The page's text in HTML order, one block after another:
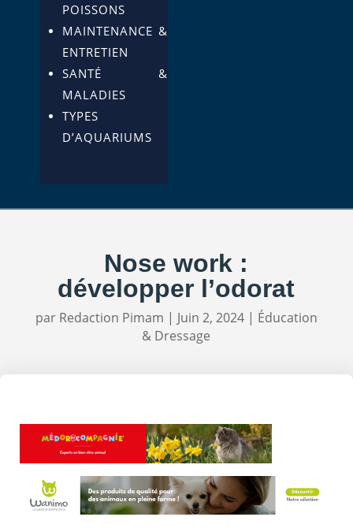
POISSONS
MAINTENANCE &
ENTRETIEN
SANTÉ &
MALADIES
TYPES
D’AQUARIUMS
Nose work :
développer l’odorat
par Redaction Pimam | Juin 2, 2024| Éducation
& Dressage